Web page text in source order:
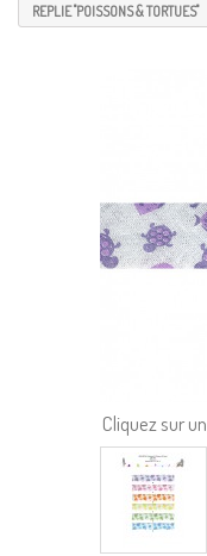
REPLIE "POISSONS & TORTUES"
Cliquez sur